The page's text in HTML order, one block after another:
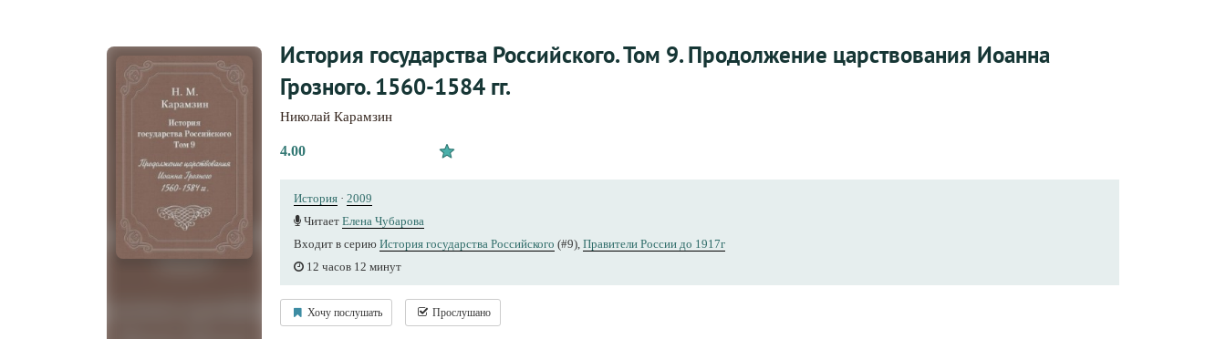
История государства Российского. Том 9. Продолжение царствования Иоанна
Грозного. 1560-1584 гг.
Николай Карамзин
4.00
История · 2009
Читает Елена Чубарова
Входит в серию История государства Российского (#9), Правители России до 1917г
12 часов 12 минут
Хочу послушать Прослушано